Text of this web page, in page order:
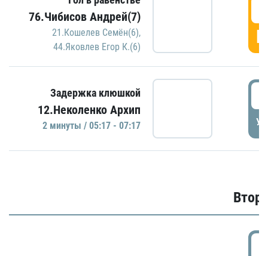
76.Чибисов Андрей(7)
21.Кошелев Семён(6),
44.Яковлев Егор К.(6)
Задержка клюшкой
12.Неколенко Архип
2 минуты / 05:17 - 07:17